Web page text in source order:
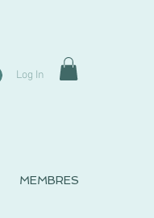
Log In
MEMBRES